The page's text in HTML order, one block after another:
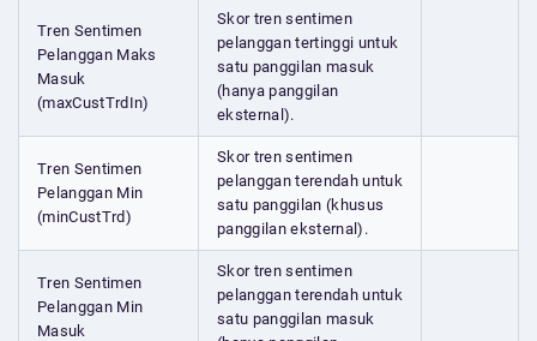
Tren Sentimen
Pelanggan Maks
Masuk
(maxCustTrdIn)
Skor tren sentimen
pelanggan tertinggi untuk
satu panggilan masuk
(hanya panggilan
eksternal).
Tren Sentimen
Pelanggan Min
(minCustTrd)
Skor tren sentimen
pelanggan terendah untuk
satu panggilan (khusus
panggilan eksternal).
Tren Sentimen
Pelanggan Min
Masuk
Skor tren sentimen
pelanggan terendah untuk
satu panggilan masuk